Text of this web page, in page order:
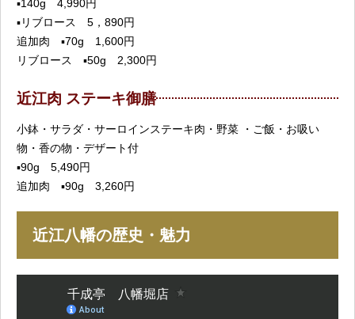
▪️140g 4,990円
▪️リブロース 5，890円
追加肉 ▪️70g 1,600円
リブロース ▪50g 2,300円
近江肉 ステーキ御膳
小鉢・サラダ・サーロインステーキ肉・野菜 ・ご飯・お吸い
物・香の物・デザート付
▪️90g 5,490円
追加肉 ▪️90g 3,260円
近江八幡の歴史・魅力